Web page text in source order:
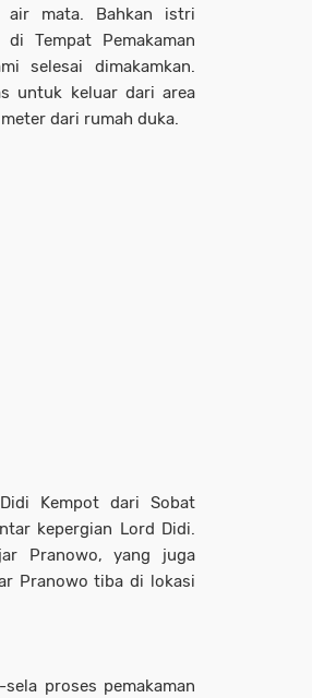
air mata. Bahkan istri
Tempat Pemakaman
selesai dimakamkan.
untuk keluar dari area
dari rumah duka.
Kempot dari Sobat
kepergian Lord Didi.
Pranowo, yang juga
Pranowo tiba di lokasi
proses pemakaman